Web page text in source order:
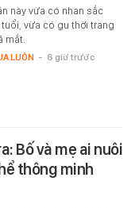
này vừa có nhan sắc
vừa có gu thời trang
mắt.
LUÔN - 6 giờ trước
Bố và mẹ ai nuôi
thông minh